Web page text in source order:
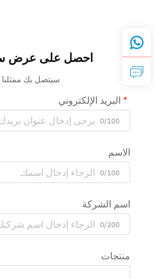
احصل على عرض
سيتصل بك ممثلنا
البريد الإلكتروني
0/100
الاسم
0/100
اسم الشركة
0/200
منتجات